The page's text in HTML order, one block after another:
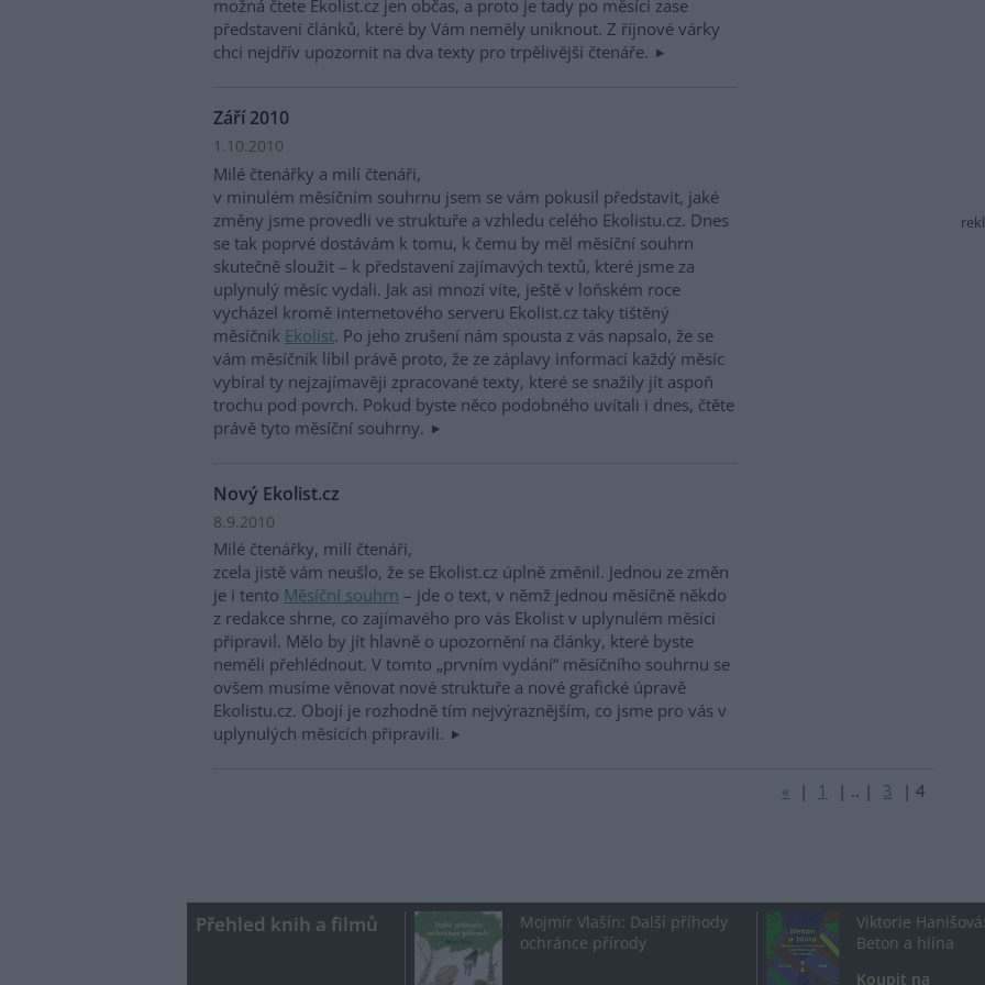
možná čtete Ekolist.cz jen občas, a proto je tady po měsíci zase
představení článků, které by Vám neměly uniknout. Z říjnové várky
chci nejdřív upozornit na dva texty pro trpělivější čtenáře.
Září 2010
1.10.2010
Milé čtenářky a milí čtenáři,
v minulém měsíčním souhrnu jsem se vám pokusil představit, jaké
změny jsme provedli ve struktuře a vzhledu celého Ekolistu.cz. Dnes
se tak poprvé dostávám k tomu, k čemu by měl měsíční souhrn
skutečně sloužit – k představení zajímavých textů, které jsme za
uplynulý měsíc vydali. Jak asi mnozí víte, ještě v loňském roce
vycházel kromě internetového serveru Ekolist.cz taky tištěný
měsíčník Ekolist. Po jeho zrušení nám spousta z vás napsalo, že se
vám měsíčník líbil právě proto, že ze záplavy informací každý měsíc
vybíral ty nejzajímavěji zpracované texty, které se snažily jít aspoň
trochu pod povrch. Pokud byste něco podobného uvítali i dnes, čtěte
právě tyto měsíční souhrny.
Nový Ekolist.cz
8.9.2010
Milé čtenářky, milí čtenáři,
zcela jistě vám neušlo, že se Ekolist.cz úplně změnil. Jednou ze změn
je i tento Měsíční souhrn – jde o text, v němž jednou měsíčně někdo
z redakce shrne, co zajímavého pro vás Ekolist v uplynulém měsíci
připravil. Mělo by jít hlavně o upozornění na články, které byste
neměli přehlédnout. V tomto „prvním vydání“ měsíčního souhrnu se
ovšem musíme věnovat nové struktuře a nové grafické úpravě
Ekolistu.cz. Obojí je rozhodně tím nejvýraznějším, co jsme pro vás v
uplynulých měsících připravili.
« | 1 | .. | 3 | 4
Přehled knih a filmů
Mojmír Vlašín: Další příhody
ochránce přírody
Viktorie
Beton a hlína
Koupit na